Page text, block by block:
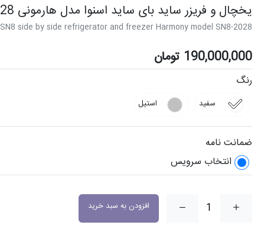
یخچال و فریزر ساید بای ساید اسنوا مدل هارمونی SN8-2028
SN8 side by side refrigerator and freezer Harmony model SN8-2028
190,000,000 تومان
رنگ
سفید استیل
ضمانت نامه
انتخاب سرویس
افزودن به سبد خرید